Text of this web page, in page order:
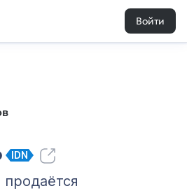
Войти
IDN
150 0